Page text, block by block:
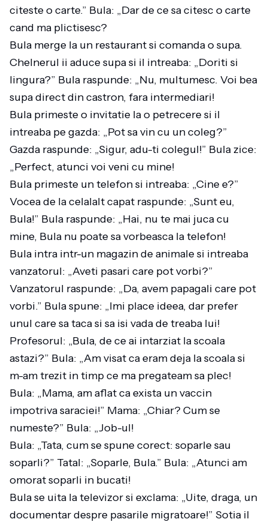
citeste o carte.” Bula: „Dar de ce sa citesc o carte
cand ma plictisesc?
Bula merge la un restaurant si comanda o supa.
Chelnerul ii aduce supa si il intreaba: „Doriti si
lingura?” Bula raspunde: „Nu, multumesc. Voi bea
supa direct din castron, fara intermediari!
Bula primeste o invitatie la o petrecere si il
intreaba pe gazda: „Pot sa vin cu un coleg?”
Gazda raspunde: „Sigur, adu-ti colegul!” Bula zice:
„Perfect, atunci voi veni cu mine!
Bula primeste un telefon si intreaba: „Cine e?”
Vocea de la celalalt capat raspunde: „Sunt eu,
Bula!” Bula raspunde: „Hai, nu te mai juca cu
mine, Bula nu poate sa vorbeasca la telefon!
Bula intra intr-un magazin de animale si intreaba
vanzatorul: „Aveti pasari care pot vorbi?”
Vanzatorul raspunde: „Da, avem papagali care pot
vorbi.” Bula spune: „Imi place ideea, dar prefer
unul care sa taca si sa isi vada de treaba lui!
Profesorul: „Bula, de ce ai intarziat la scoala
astazi?” Bula: „Am visat ca eram deja la scoala si
m-am trezit in timp ce ma pregateam sa plec!
Bula: „Mama, am aflat ca exista un vaccin
impotriva saraciei!” Mama: „Chiar? Cum se
numeste?” Bula: „Job-ul!
Bula: „Tata, cum se spune corect: soparle sau
soparli?” Tatal: „Soparle, Bula.” Bula: „Atunci am
omorat soparli in bucati!
Bula se uita la televizor si exclama: „Uite, draga, un
documentar despre pasarile migratoare!” Sotia il